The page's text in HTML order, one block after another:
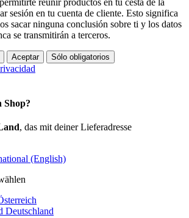
sesión en tu cuenta de cliente. Esto significa
sacar ninguna conclusión sobre ti y los datos
se transmitirán a terceros.
Aceptar Sólo obligatorios
Shop?
, das mit deiner Lieferadresse
(English)
Deutschland